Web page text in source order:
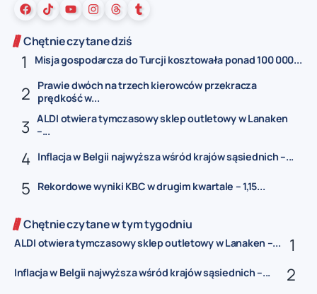
Chętnie czytane dziś
Misja gospodarcza do Turcji kosztowała ponad 100 000...
Prawie dwóch na trzech kierowców przekracza
prędkość w...
ALDI otwiera tymczasowy sklep outletowy w Lanaken
–...
Inflacja w Belgii najwyższa wśród krajów sąsiednich –...
Rekordowe wyniki KBC w drugim kwartale – 1,15...
Chętnie czytane w tym tygodniu
ALDI otwiera tymczasowy sklep outletowy w Lanaken –...
Inflacja w Belgii najwyższa wśród krajów sąsiednich –...